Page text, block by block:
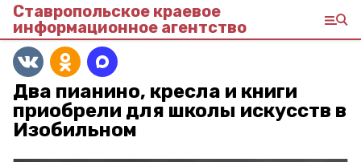
Ставропольское краевое
информационное агентство
Два пианино, кресла и книги
приобрели для школы искусств в
Изобильном